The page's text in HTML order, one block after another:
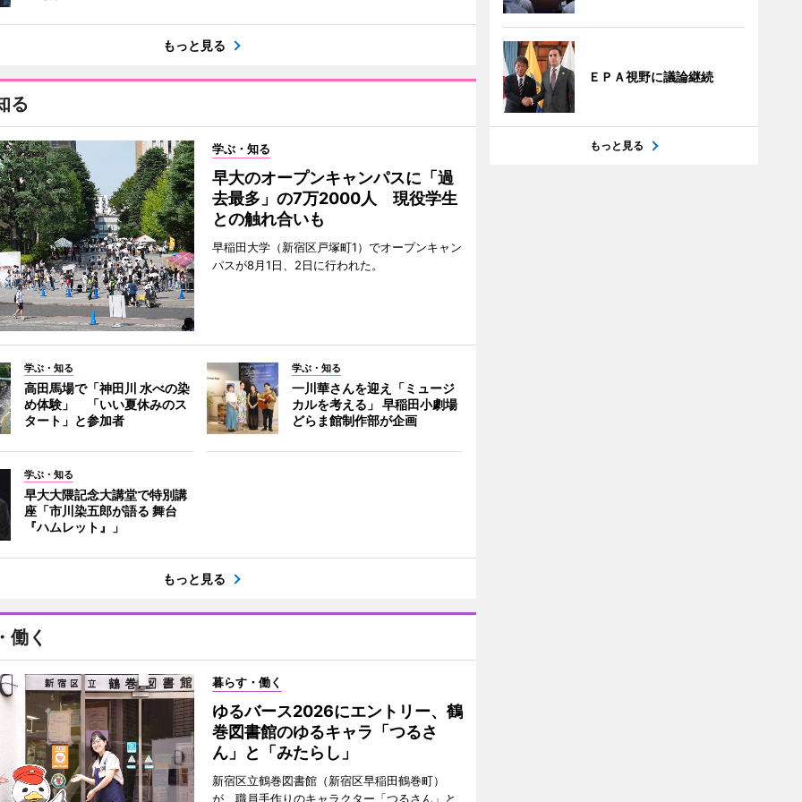
もっと見る
る
学ぶ・知る
早大のオープンキャンパスに「過
去最多」の7万2000人 現役学生
との触れ合いも
早稲田大学（新宿区戸塚町1）でオープンキャン
パスが8月1日、2日に行われた。
学ぶ・知る
高田馬場で「神田川 水べの染
め体験」 「いい夏休みのス
タート」と参加者
学ぶ・知る
一川華さんを迎え「ミュージ
カルを考える」 早稲田小劇場
どらま館制作部が企画
学ぶ・知る
早大大隈記念大講堂で特別講
座「市川染五郎が語る 舞台
『ハムレット』」
もっと見る
働く
暮らす・働く
ゆるバース2026にエントリー、鶴
巻図書館のゆるキャラ「つるさ
ん」と「みたらし」
新宿区立鶴巻図書館（新宿区早稲田鶴巻町）
が、職員手作りのキャラクター「つるさん」と
ＥＰＡ視野に議論継続
もっと見る